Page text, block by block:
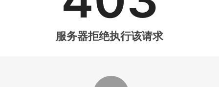
服务器拒绝执行该请求